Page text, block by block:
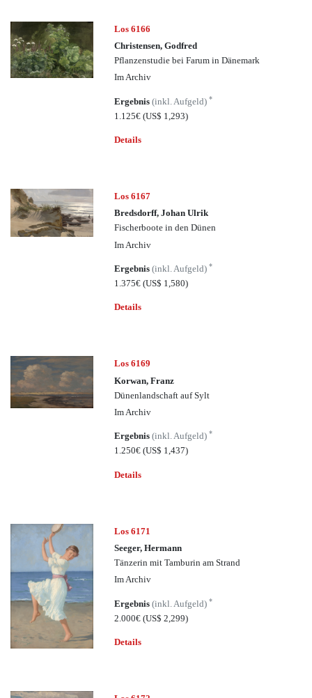
Los 6166
Christensen, Godfred
Pflanzenstudie bei Farum in Dänemark
Im Archiv
Ergebnis(inkl. Aufgeld)*
1.125€(US$ 1,293)
Details
Los 6167
Bredsdorff, Johan Ulrik
Fischerboote in den Dünen
Im Archiv
Ergebnis(inkl. Aufgeld)*
1.375€(US$ 1,580)
Details
Los 6169
Korwan, Franz
Dünenlandschaft auf Sylt
Im Archiv
Ergebnis(inkl. Aufgeld)*
1.250€(US$ 1,437)
Details
Los 6171
Seeger, Hermann
Tänzerin mit Tamburin am Strand
Im Archiv
Ergebnis(inkl. Aufgeld)*
2.000€(US$ 2,299)
Details